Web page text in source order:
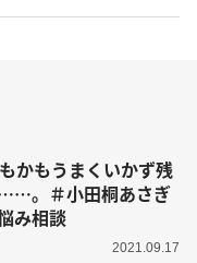
かもうまくいかず残
。＃小田桐あさぎ
み相談
2021.09.17